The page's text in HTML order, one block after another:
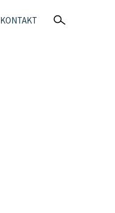
KONTAKT